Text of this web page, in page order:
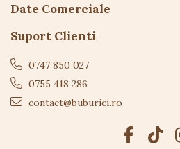
Date Comerciale
Suport Clienti
0747 850 027
0755 418 286
contact@buburici.ro